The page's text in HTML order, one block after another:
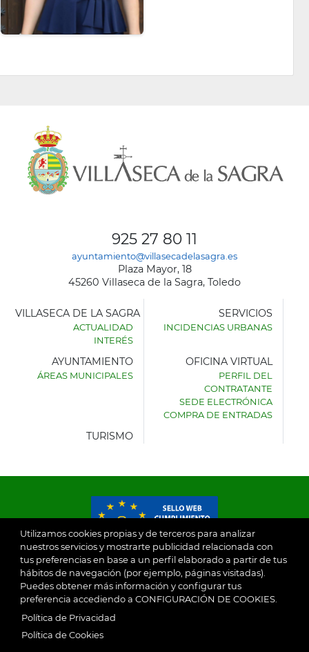
Utilizamos cookies propias y de terceros para analizar
nuestros servicios y mostrarte publicidad relacionada con
tus preferencias en base a un perfil elaborado a partir de tus
hábitos de navegación (por ejemplo, páginas visitadas).
Puedes obtener más información y configurar tus
preferencia accediendo a CONFIGURACIÓN DE COOKIES.
Política de Privacidad
Política de Cookies
925 27 80 11
ayuntamiento@villasecadelasagra.es
Plaza Mayor, 18
45260 Villaseca de la Sagra, Toledo
AYUNTAMIENTO
VILLASECA DE LA SAGRA
ACTUALIDAD
INTERÉS
SERVICIOS
INCIDENCIAS URBANAS
AYUNTAMIENTO
ÁREAS MUNICIPALES
OFICINA VIRTUAL
PERFIL DEL
CONTRATANTE
SEDE ELECTRÓNICA
COMPRA DE ENTRADAS
TURISMO
© 2026
Ayuntamiento de Villaseca de la Sagra Aviso Legal